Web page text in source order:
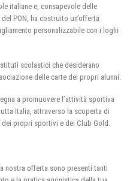
italiane e, consapevole delle
PON, ha costruito un’offerta
personalizzabile con i loghi
scolastici che desiderano
delle carte dei propri alunni.
a promuovere l’attività sportiva
Italia, attraverso la scoperta di
propri sportivi e dei Club Gold.
nostra offerta sono presenti tanti